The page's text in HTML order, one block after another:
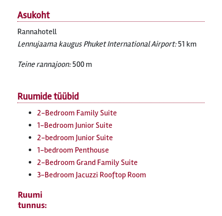
Asukoht
Rannahotell
Lennujaama kaugus Phuket International Airport:51 km
Teine rannajoon:500 m
Ruumide tüübid
2-Bedroom Family Suite
1-Bedroom Junior Suite
2-bedroom Junior Suite
1-bedroom Penthouse
2-Bedroom Grand Family Suite
3-Bedroom Jacuzzi Rooftop Room
Ruumi
tunnus: